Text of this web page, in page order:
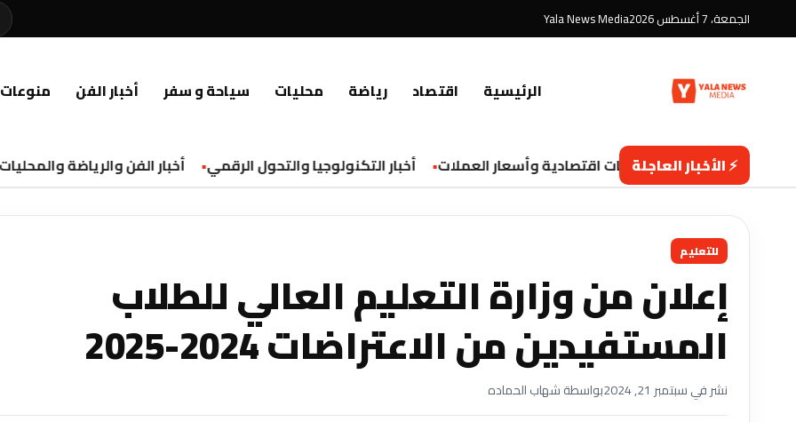
الجمعة، 7 أغسطس 2026 Yala News Media
الرئيسية اقتصاد رياضة محليات سياحة و سفر أخبار الفن منوعات
⚡ الأخبار العاجلةتحديثات اقتصادية وأسعار العملات أخبار التكنولوجيا والتحول الرقمي أخبار الفن والرياضة والمحليات
للتعليم
إعلان من وزارة التعليم العالي للطلاب
المستفيدين من الاعتراضات 2024-2025
نشر في سبتمبر 21, 2024 بواسطة شهاب الحماده